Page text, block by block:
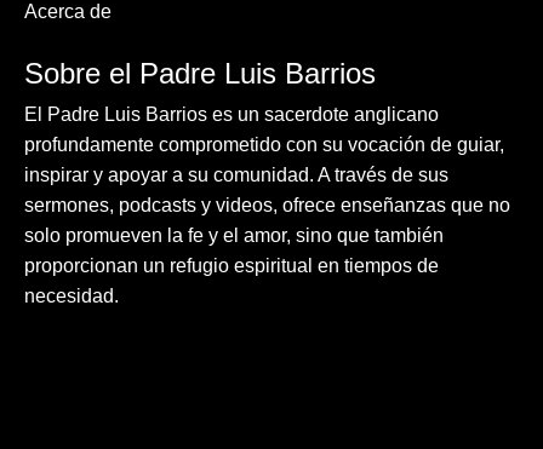
Acerca de
Sobre el Padre Luis Barrios
El Padre Luis Barrios es un sacerdote anglicano
profundamente comprometido con su vocación de guiar,
inspirar y apoyar a su comunidad. A través de sus
sermones, podcasts y videos, ofrece enseñanzas que no
solo promueven la fe y el amor, sino que también
proporcionan un refugio espiritual en tiempos de
necesidad.